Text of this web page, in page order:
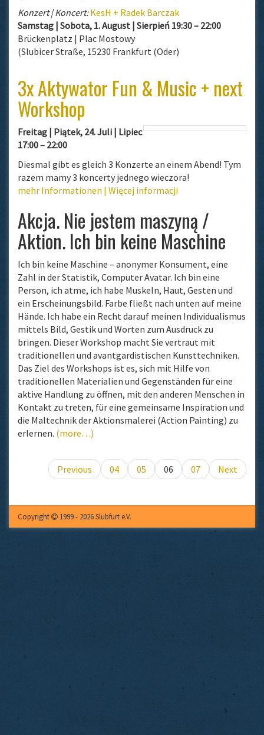
Konzert | Koncert: KesH + Radek Barczak
Samstag | Sobota, 1. August | Sierpień 19:30 – 22:00
Brückenplatz | Plac Mostowy
(Slubicer Straße, 15230 Frankfurt (Oder)
3x Aktywator Fun & Music + next
Workshop
Freitag | Piątek, 24. Juli | Lipiec
17:00 – 22:00
Diesmal gibt es gleich 3 Konzerte an einem Abend! Tym
razem mamy 3 koncerty jednego wieczora!
mehr Informationen | Więcej informacji
Akcja. Nie jestem maszyną /
Aktion. Ich bin keine Maschine
Ich bin keine Maschine – anonymer Konsument, eine
Zahl in der Statistik, Computer Avatar. Ich bin eine
Person, ich atme, ich habe Muskeln, Haut, Gesten und
ein Erscheinungsbild. Farbe fließt nach unten auf meine
Hände. Ich habe ein Recht darauf meinen Individualismus
mittels Bild, Gestik und Worten zum Ausdruck zu
bringen. Dieser Workshop macht Sie vertraut mit
traditionellen und avantgardistischen Kunsttechniken.
Das Ziel des Workshops ist es, sich mit Hilfe von
traditionellen Materialien und Gegenständen für eine
aktive Handlung zu öffnen, mit den anderen Menschen in
Kontakt zu treten, für eine gemeinsame Inspiration und
die Maltechnik der Aktionsmalerei (Action Painting) zu
erlernen. (more…)
Previous 04 05 06 07 Next
Copyright 1999 - 2026 Slubfurt e.V.